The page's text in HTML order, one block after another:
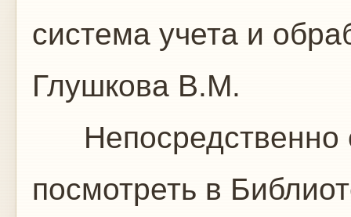
система учета и
Глушкова В.М.
Непосредственно
посмотреть в